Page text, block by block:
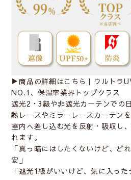
▶︎商品の詳細はこちら｜ ウルトラ
NO.1、保温率業界トップクラス
遮光2・3級や非遮光カーテンでの
熱レースや ミラーレースカーテン
室内へ差し込む光を反射・吸収し
れます。
「真っ暗にはしたくないけど、ど
安」
「遮光1級がいいけど、気に入っ